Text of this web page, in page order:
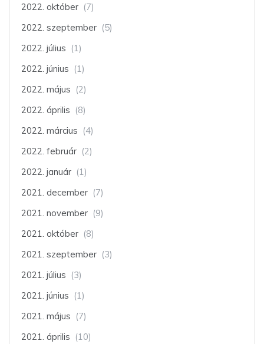
2022. október (7)
2022. szeptember (5)
2022. július (1)
2022. június (1)
2022. május (2)
2022. április (8)
2022. március (4)
2022. február (2)
2022. január (1)
2021. december (7)
2021. november (9)
2021. október (8)
2021. szeptember (3)
2021. július (3)
2021. június (1)
2021. május (7)
2021. április (10)